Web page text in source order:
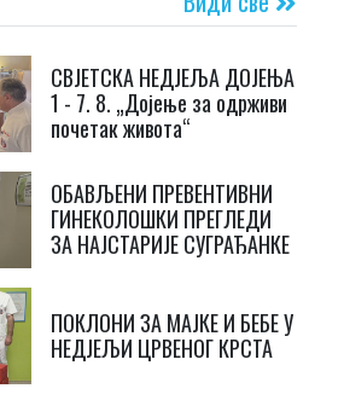
СВЈЕТСКА НЕДЈЕЉА ДОЈЕЊА
1 - 7. 8. „Дојење за одрживи
почетак живота“
ОБАВЉЕНИ ПРЕВЕНТИВНИ
ГИНЕКОЛОШКИ ПРЕГЛЕДИ
ЗА НАЈСТАРИЈЕ СУГРАЂАНКЕ
ПОКЛОНИ ЗА МАЈКЕ И БЕБЕ У
НЕДЈЕЉИ ЦРВЕНОГ КРСТА